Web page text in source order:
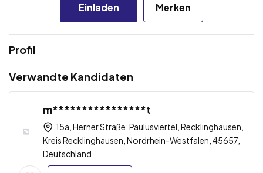
Einladen Merken
Profil
Verwandte Kandidaten
m****************t
15a, Herner Straße, Paulusviertel, Recklinghausen,
Kreis Recklinghausen, Nordrhein-Westfalen, 45657,
Deutschland